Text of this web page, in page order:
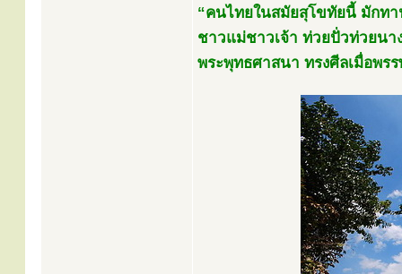
“คนไทยในสมัยสุโขทัยนี้ มักท
ชาวแม่ชาวเจ้า ท่วยปั่วท่วยนา
พระพุทธศาสนา ทรงศีลเมื่อพร